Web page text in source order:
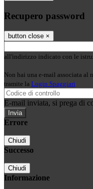
Recupero password
button close ×
all'indirizzo indicato con le
Non hai una e-mail associata al
tramite la Login Spaggiari
E-mail inviata, si prega di
Errore
Chiudi
Successo
Chiudi
Informazione